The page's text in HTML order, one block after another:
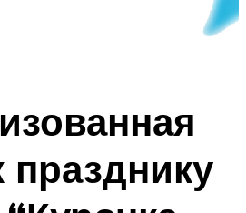
празднику